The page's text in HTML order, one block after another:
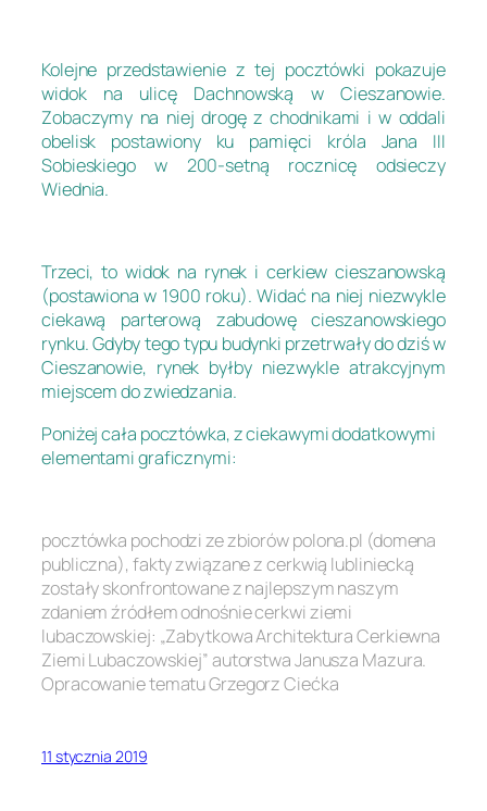
Kolejne przedstawienie z tej pocztówki pokazuje
widok na ulicę Dachnowską w Cieszanowie.
Zobaczymy na niej drogę z chodnikami i w oddali
obelisk postawiony ku pamięci króla Jana III
Sobieskiego w 200-setną rocznicę odsieczy
Wiednia.
Trzeci, to widok na rynek i cerkiew cieszanowską
(postawiona w 1900 roku). Widać na niej niezwykle
ciekawą parterową zabudowę cieszanowskiego
rynku. Gdyby tego typu budynki przetrwały do dziś w
Cieszanowie, rynek byłby niezwykle atrakcyjnym
miejscem do zwiedzania.
Poniżej cała pocztówka, z ciekawymi dodatkowymi
elementami graficznymi:
pocztówka pochodzi ze zbiorów polona.pl (domena
publiczna), fakty związane z cerkwią lubliniecką
zostały skonfrontowane z najlepszym naszym
zdaniem źródłem odnośnie cerkwi ziemi
lubaczowskiej: „Zabytkowa Architektura Cerkiewna
Ziemi Lubaczowskiej” autorstwa Janusza Mazura.
Opracowanie tematu Grzegorz Ciećka
11 stycznia 2019